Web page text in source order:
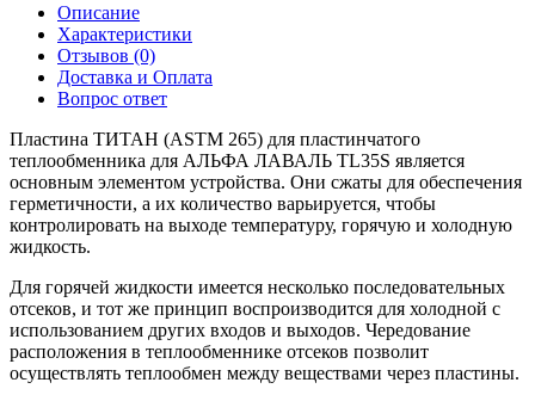
Описание
Характеристики
Отзывов (0)
Доставка и Оплата
Вопрос ответ
Пластина ТИТАН (ASTM 265) для пластинчатого
теплообменника для АЛЬФА ЛАВАЛЬ TL35S является
основным элементом устройства. Они сжаты для обеспечения
герметичности, а их количество варьируется, чтобы
контролировать на выходе температуру, горячую и холодную
жидкость.
Для горячей жидкости имеется несколько последовательных
отсеков, и тот же принцип воспроизводится для холодной с
использованием других входов и выходов. Чередование
расположения в теплообменнике отсеков позволит
осуществлять теплообмен между веществами через пластины.